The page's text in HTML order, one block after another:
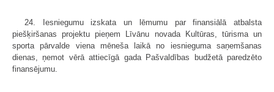
24. Iesniegumu izskata un lēmumu par finansiālā atbalsta
piešķiršanas projektu pieņem Līvānu novada Kultūras, tūrisma un
sporta pārvalde viena mēneša laikā no iesnieguma saņemšanas
dienas, ņemot vērā attiecīgā gada Pašvaldības budžetā paredzēto
finansējumu.